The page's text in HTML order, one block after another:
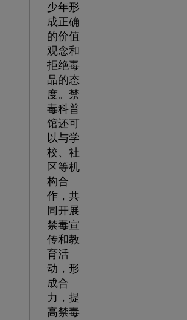
少年形
成正确
的价值
观念和
拒绝毒
品的态
度。禁
毒科普
馆还可
以与学
校、社
区等机
构合
作，共
同开展
禁毒宣
传和教
育活
动，形
成合
力，提
高禁毒